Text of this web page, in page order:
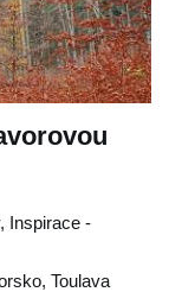
Inspirace -
, Toulava